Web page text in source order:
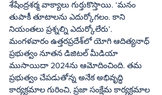
శేషేంద్రశర్మ వాక్యాలు గుర్తుకొస్తాయి. ‘మనం
తుపాకీ తూటాలను ఎదుర్కోగలం. కాని
నియంతలు ప్రశ్నల్ని ఎదుర్కోలేరు’.
మంగళవారం ఉత్తరప్రదేశ్‌లో యోగి ఆదిత్యనాధ్‌
ప్రభుత్వం నూతన డిజిటల్‌ మీడియా
ముసాయిదా 2024ను ఆమోదించింది. తమ
ప్రభుత్వం చేపడుతోన్న అనేక అభివృద్ధి
కార్యక్రమాల గురించి, ప్రజా సంక్షేమ కార్యక్రమాల